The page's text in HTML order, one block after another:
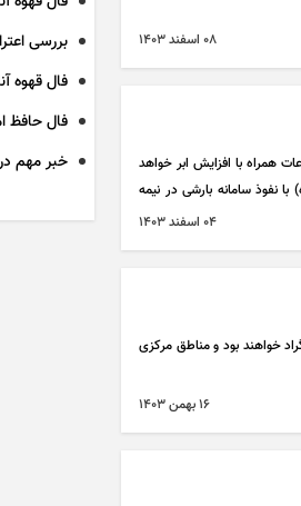
۰۸ اسفند ۱۴۰۳
همراه با افزایش ابر خواهد
عصر امروز (۴ اسفندماه) تا یکشنبه (۵ اسفندماه) با نفوذ سامانه بارشی در نیمه
با بارش برف و کولاک برف
۰۴ اسفند ۱۴۰۳
دما‌های کمینه کمتر از ۱۰- درجه سانتیگراد خواهند بود و مناطق مرکزی
۱۶ بهمن ۱۴۰۳
بررسی
فال قهوه
فال حافظ امروز
خبر مهم